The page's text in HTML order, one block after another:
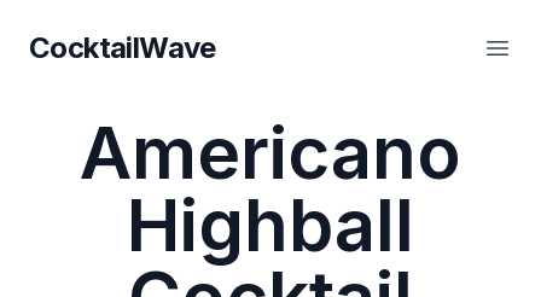
CocktailWave
CocktailWave
Americano
Highball